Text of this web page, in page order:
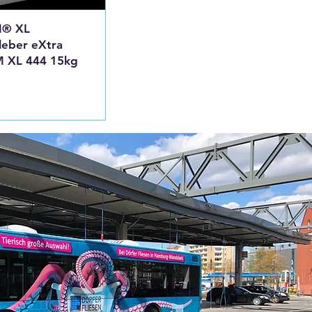
XL
eXtra
XL 444 15kg